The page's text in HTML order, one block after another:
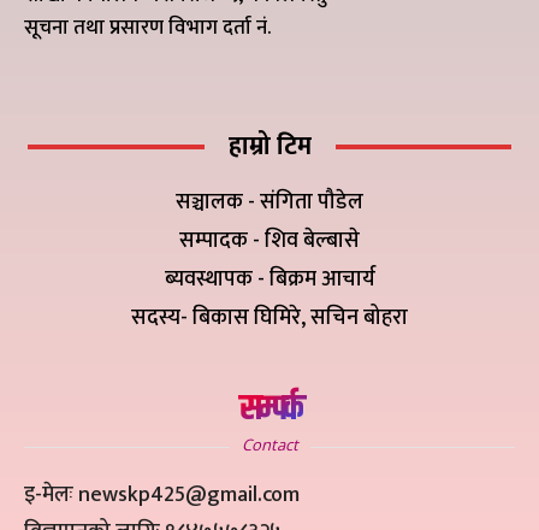
सूचना तथा प्रसारण विभाग दर्ता नं.
हाम्रो टिम
सञ्चालक - संगिता पौडेल
सम्पादक - शिव बेल्बासे
ब्यवस्थापक - बिक्रम आचार्य
सदस्य- बिकास घिमिरे, सचिन बोहरा
सम्पर्क
Contact
इ-मेलः newskp425@gmail.com